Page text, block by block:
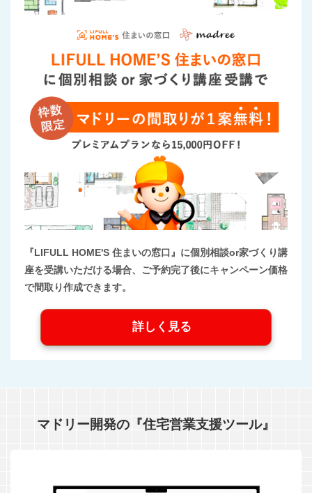
『LIFULL HOME'S 住まいの窓口』に個別相談or家づくり講
座を受講いただける場合、ご予約完了後にキャンペーン価格
で間取り作成できます。
詳しく見る
マドリー開発の『住宅営業支援ツール』